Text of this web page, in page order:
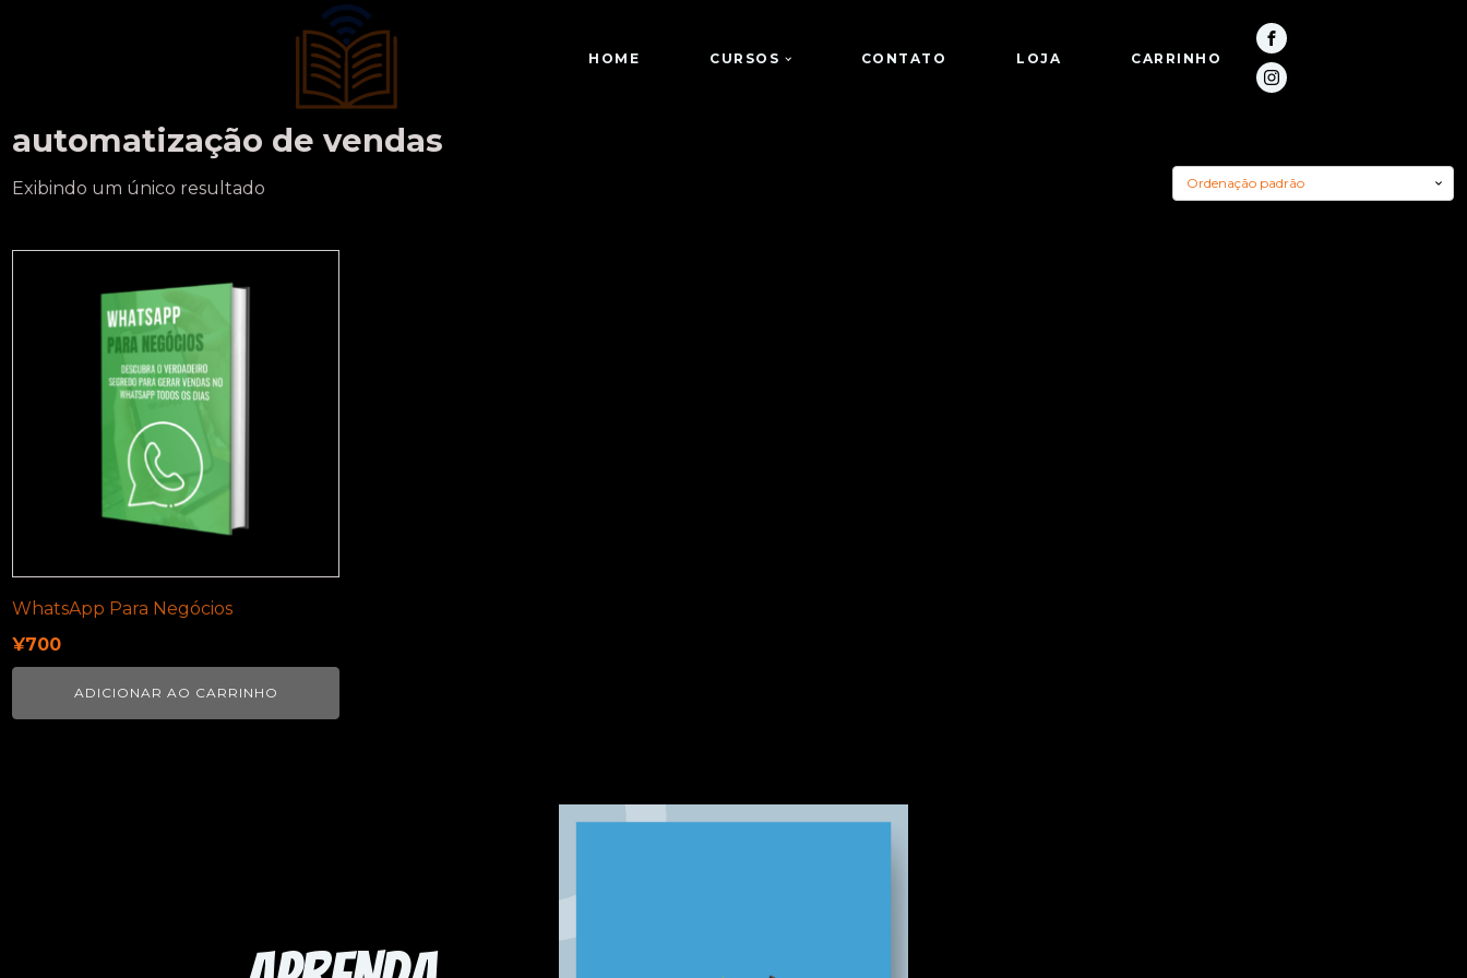
HOME CURSOS CONTATO LOJA CARRINHO
automatização de vendas
Exibindo um único resultado
WhatsApp Para Negócios
¥700
ADICIONAR AO CARRINHO